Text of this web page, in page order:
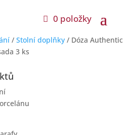
0 položky
/ Stolní doplňky / Dóza Authentic
3 ks